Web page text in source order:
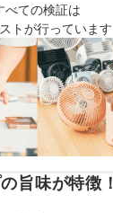
べての検証は
トが行っています
旨味が特徴